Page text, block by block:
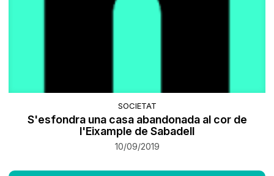
SOCIETAT
S'esfondra una casa abandonada al cor de
l'Eixample de Sabadell
10/09/2019